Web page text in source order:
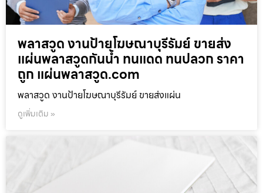
พลาสวูด งานป้ายโฆษณาบุรีรัมย์ ขายส่ง
แผ่นพลาสวูดกันน้ำ ทนแดด ทนปลวก ราคา
ถูก แผ่นพลาสวูด.com
พลาสวูด งานป้ายโฆษณาบุรีรัมย์ ขายส่งแผ่น
ดูเพิ่มเติม »